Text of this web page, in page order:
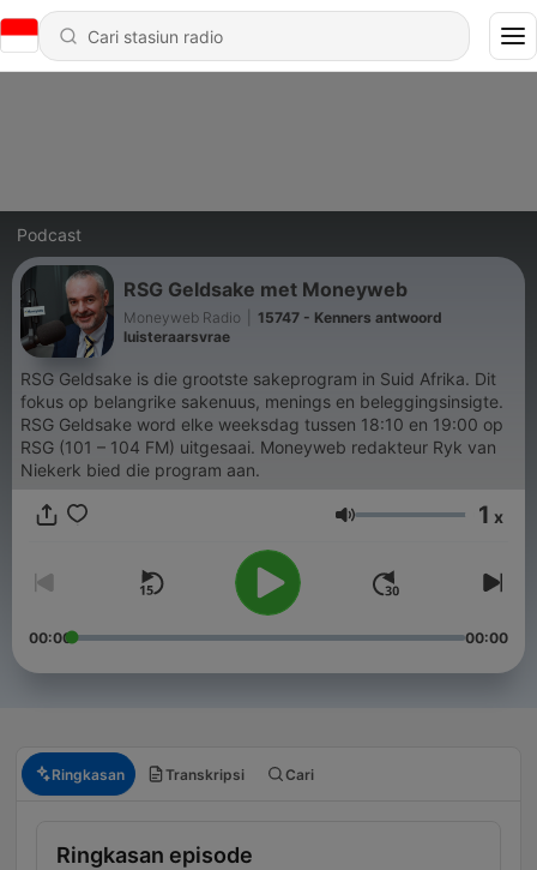
Podcast
RSG Geldsake met Moneyweb
Moneyweb Radio
15747 - Kenners antwoord
luisteraarsvrae
RSG Geldsake is die grootste sakeprogram in Suid Afrika. Dit
fokus op belangrike sakenuus, menings en beleggingsinsigte.
RSG Geldsake word elke weeksdag tussen 18:10 en 19:00 op
RSG (101 – 104 FM) uitgesaai. Moneyweb redakteur Ryk van
Niekerk bied die program aan.
Volume 1 x
00:00 00:00
Ringkasan Transkripsi Cari
Ringkasan episode